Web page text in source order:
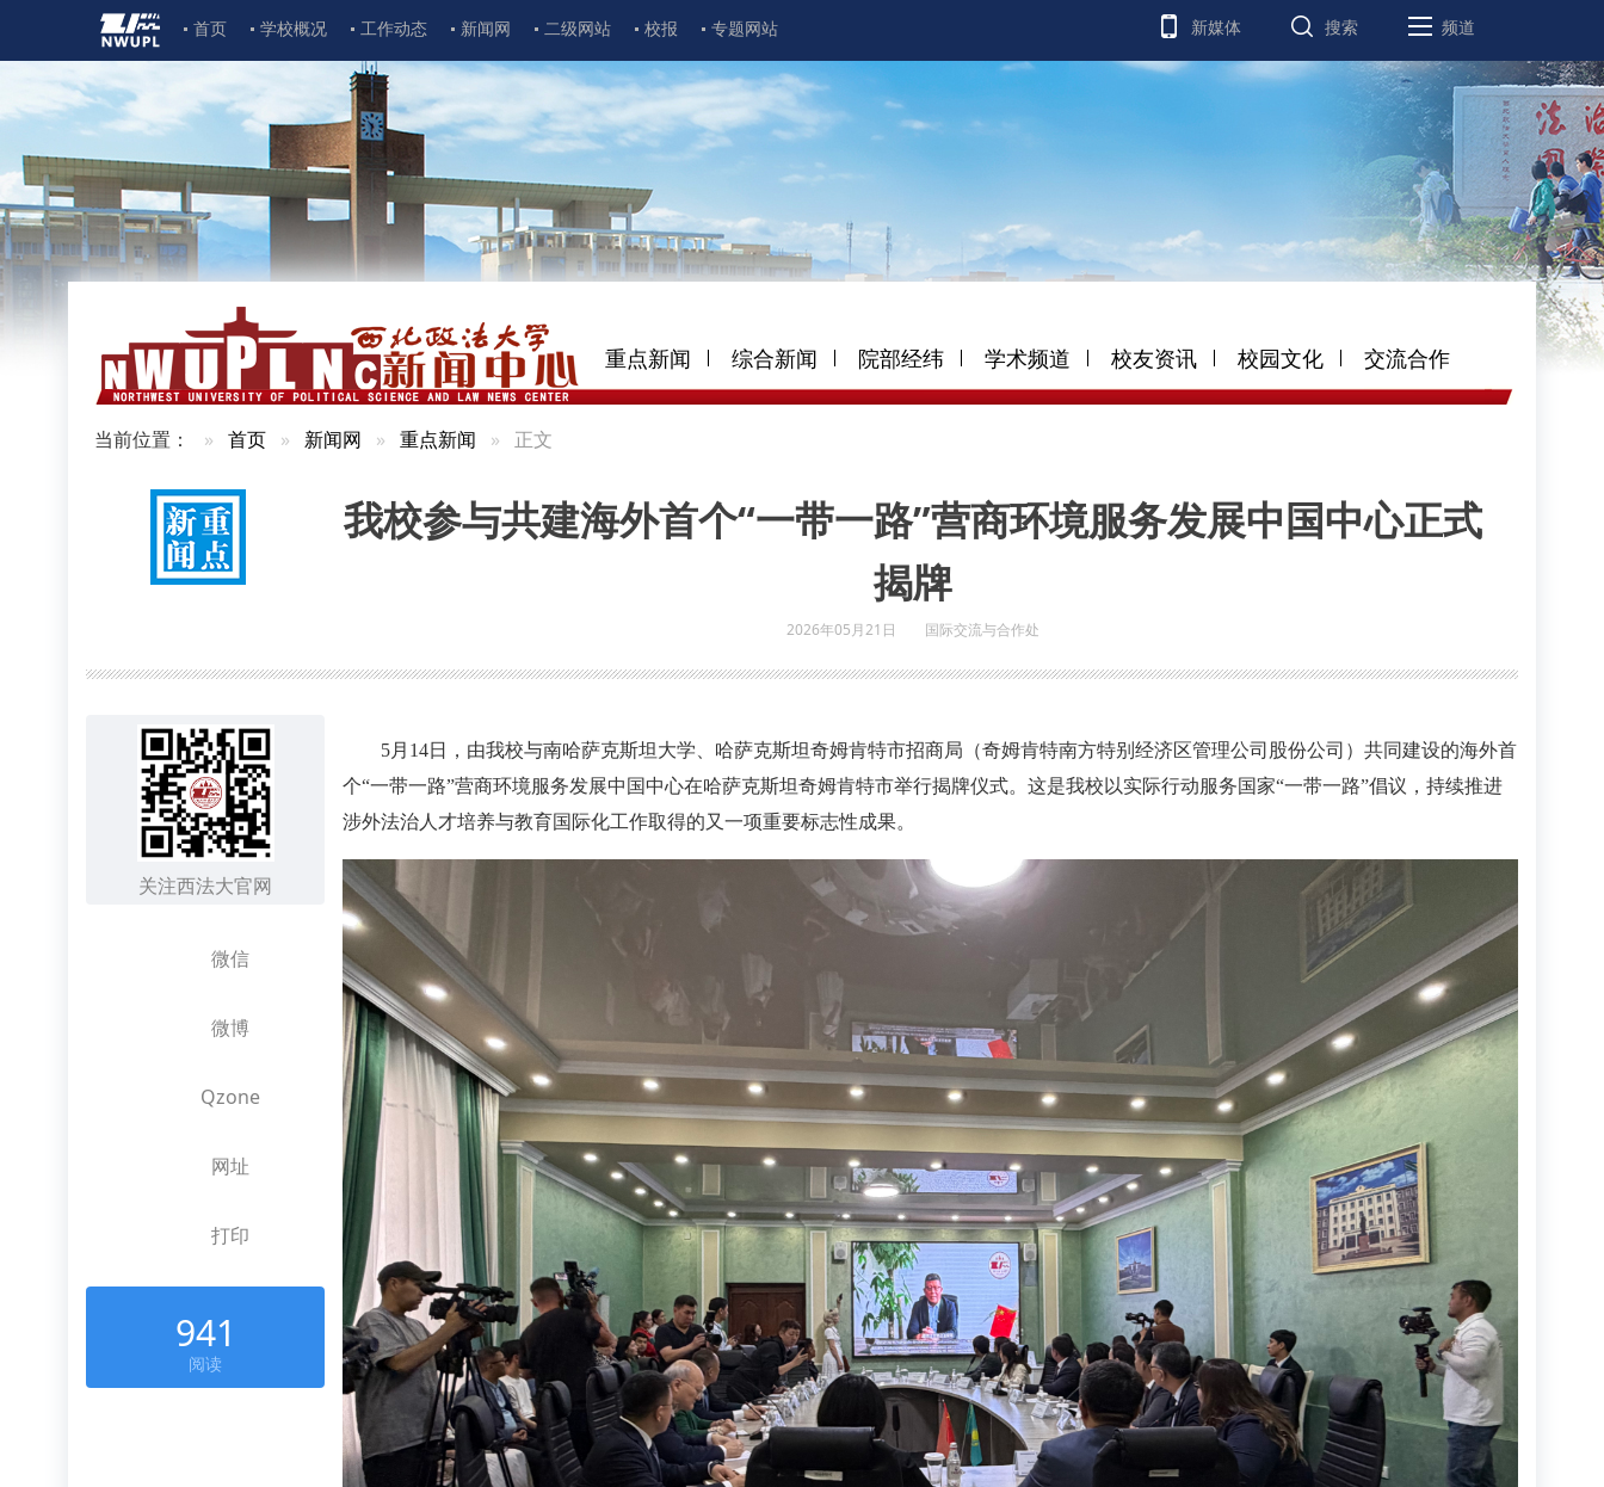
首页 学校概况 工作动态 新闻网 二级网站 校报 专题网站 新媒体 搜索 频道
重点新闻 综合新闻 院部经纬 学术频道 校友资讯 校园文化 交流合作
当前位置： 首页 新闻网 重点新闻 正文
我校参与共建海外首个“一带一路”营商环境服务发展中国中心正式
揭牌
2026年05月21日 国际交流与合作处
关注西法大官网
微信
微博
Qzone
网址
打印
941
阅读
5月14日，由我校与南哈萨克斯坦大学、哈萨克斯坦奇姆肯特市招商局（奇姆肯特南方特别经济区管理公司股份公司）共同建设的海外首
个“一带一路”营商环境服务发展中国中心在哈萨克斯坦奇姆肯特市举行揭牌仪式。这是我校以实际行动服务国家“一带一路”倡议，持续推进
涉外法治人才培养与教育国际化工作取得的又一项重要标志性成果。